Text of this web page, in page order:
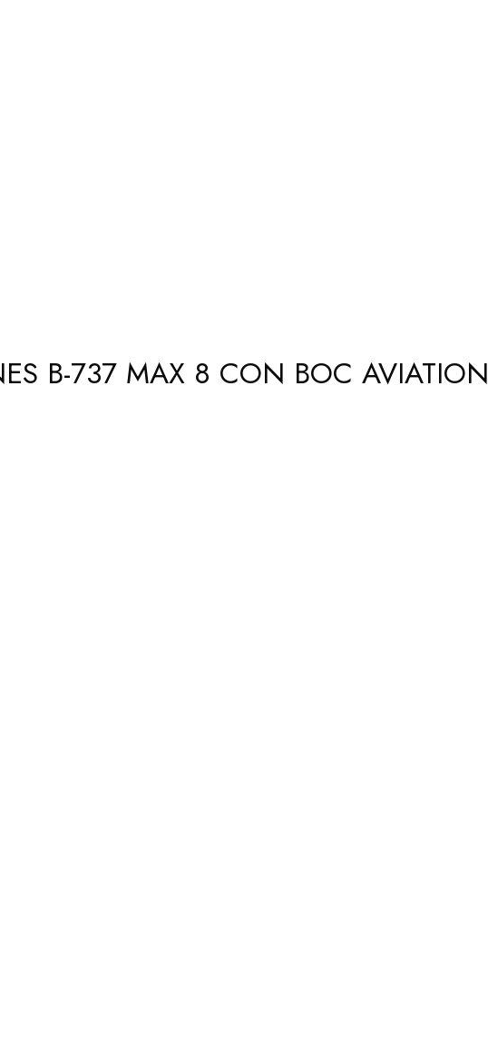
B-737 MAX 8 CON BOC AVIATION